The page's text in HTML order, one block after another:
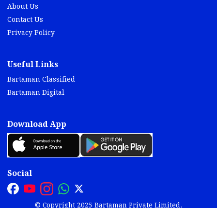
About Us
Contact Us
Privacy Policy
Useful Links
Bartaman Classified
Bartaman Digital
Download App
Social
© Copyright 2025 Bartaman Private Limited.